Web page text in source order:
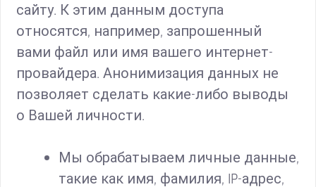
сайту. К этим данным доступа
относятся, например, запрошенный
вами файл или имя вашего интернет-
провайдера. Анонимизация данных не
позволяет сделать какие-либо выводы
о Вашей личности.
Мы обрабатываем личные данные,
такие как имя, фамилия, IP-адрес,